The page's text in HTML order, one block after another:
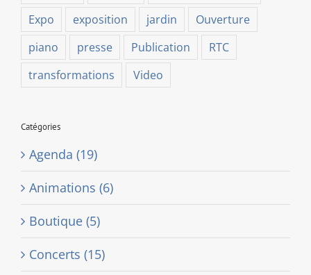
Expo
exposition jardin
Ouverture
piano
presse Publication
RTC
transformations
Video
Catégories
Agenda (19)
Animations (6)
Boutique (5)
Concerts (15)